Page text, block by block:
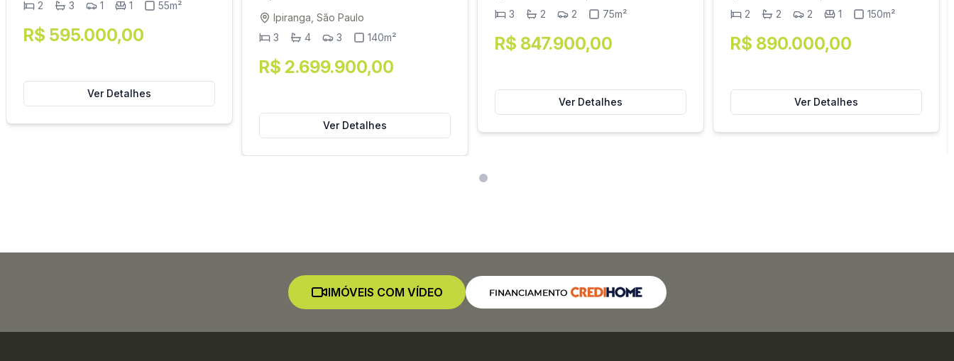
2
3 1 1 55m²
R$ 595.000,00
Ver Detalhes
Ipiranga, São Paulo
3
4 3 140m²
R$ 2.699.900,00
Ver Detalhes
3
2 2 75m²
R$ 847.900,00
Ver Detalhes
2
2 2 1 150m²
R$ 890.000,00
Ver Detalhes
IMÓVEIS COM VÍDEO